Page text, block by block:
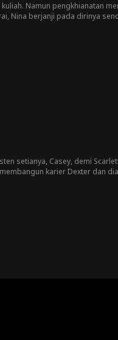
Namun pengkhianatan
Nina berjanji pada dirinya
setianya, Casey, demi
karier Dexter dan